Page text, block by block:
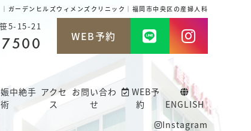
ガーデンヒルズウィメンズクリニック｜福岡市中央区の産婦人科
5-15-21
WEB予約
中絶手
術
アクセ
ス
お問い合わ
せ
WEB予
約
ENGLISH
Instagram